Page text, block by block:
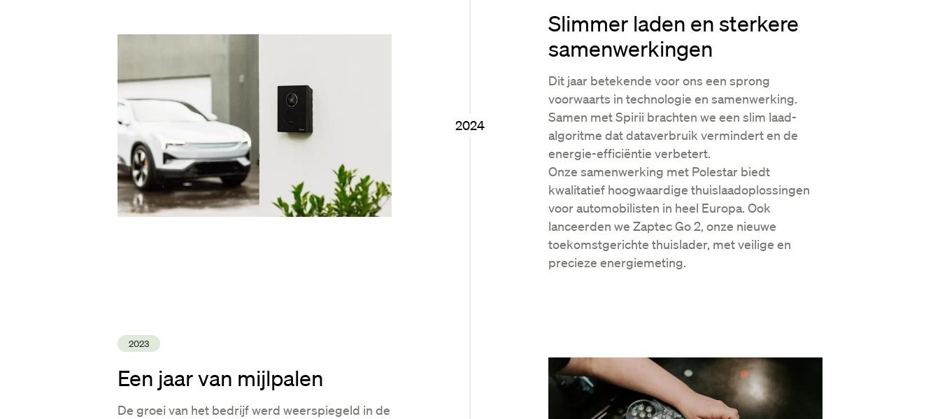
Slimmer laden en sterkere
samenwerkingen
Dit jaar betekende voor ons een sprong
voorwaarts in technologie en samenwerking.
Samen met Spirii brachten we een slim laad-
algoritme dat dataverbruik vermindert en de
energie-efficiëntie verbetert.
Onze samenwerking met Polestar biedt
kwalitatief hoogwaardige thuislaadoplossingen
voor automobilisten in heel Europa. Ook
lanceerden we Zaptec Go 2, onze nieuwe
toekomstgerichte thuislader, met veilige en
precieze energiemeting.
2024
2023
Een jaar van mijlpalen
De groei van het bedrijf werd weerspiegeld in de